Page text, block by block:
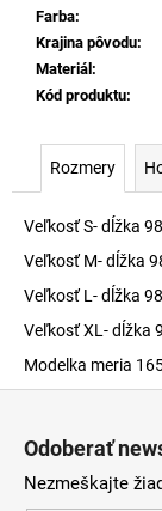
Farba:
Krajina pôvodu:
Materiál:
Kód produktu:
Rozmery
Veľkosť S- dĺžka
Veľkosť M- dĺžka
Veľkosť L- dĺžka
Veľkosť XL- dĺžka
Modelka meria
Odoberať
Nezmeškajte